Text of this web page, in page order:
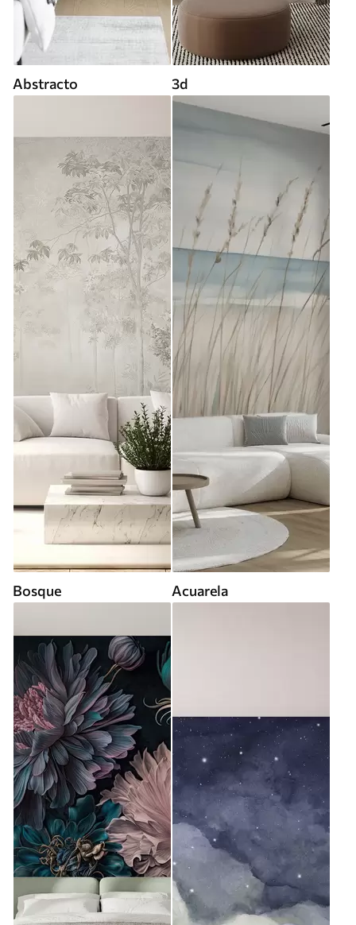
Abstracto 3d
Bosque Acuarela